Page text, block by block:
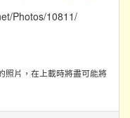
Photos/10811/
照片，在上載時將盡可能將